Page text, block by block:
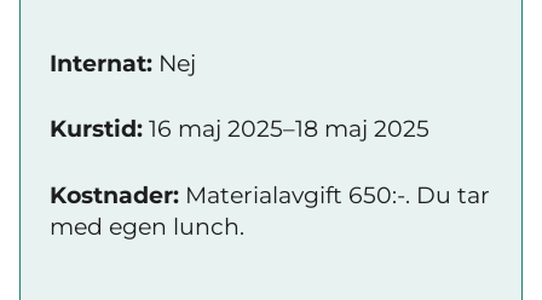
Internat: Nej
Kurstid: 16 maj 2025–18 maj 2025
Kostnader: Materialavgift 650:-. Du tar
med egen lunch.